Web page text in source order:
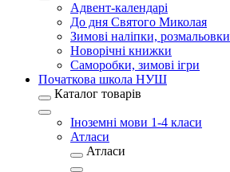
Адвент-календарі
До дня Святого Миколая
Зимові наліпки, розмальовки
Новорічні книжки
Саморобки, зимові ігри
Початкова школа НУШ
Каталог товарів
Іноземні мови 1-4 класи
Атласи
Атласи